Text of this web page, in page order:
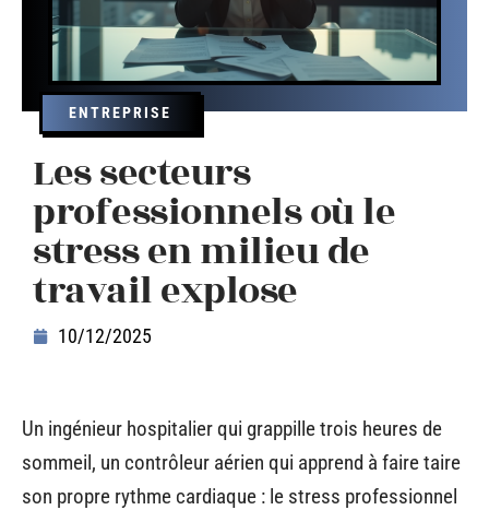
ENTREPRISE
Les secteurs
professionnels où le
stress en milieu de
travail explose
10/12/2025
Un ingénieur hospitalier qui grappille trois heures de
sommeil, un contrôleur aérien qui apprend à faire taire
son propre rythme cardiaque : le stress professionnel